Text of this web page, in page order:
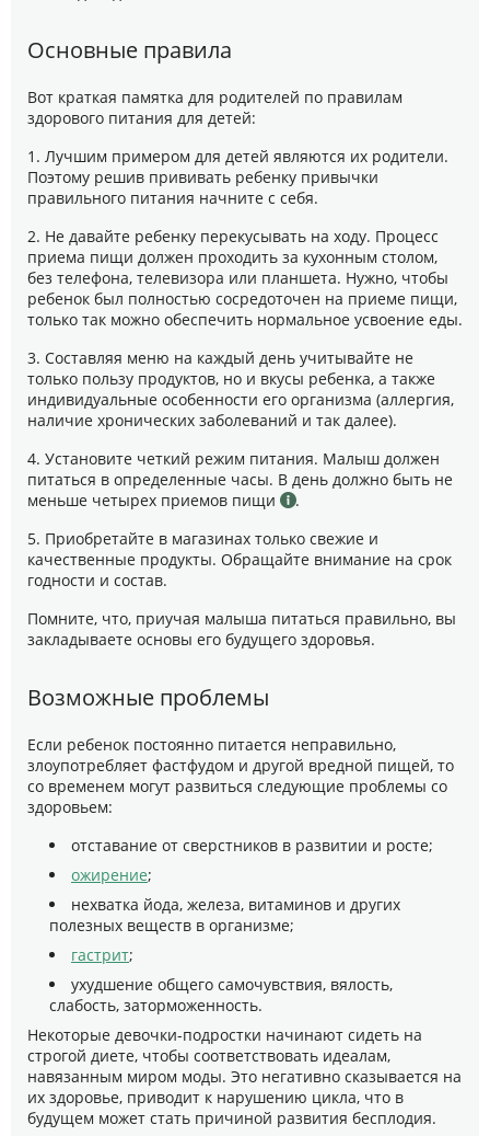
Основные правила
Вот краткая памятка для родителей по правилам
здорового питания для детей:
1. Лучшим примером для детей являются их родители.
Поэтому решив прививать ребенку привычки
правильного питания начните с себя.
2. Не давайте ребенку перекусывать на ходу. Процесс
приема пищи должен проходить за кухонным столом,
без телефона, телевизора или планшета. Нужно, чтобы
ребенок был полностью сосредоточен на приеме пищи,
только так можно обеспечить нормальное усвоение еды.
3. Составляя меню на каждый день учитывайте не
только пользу продуктов, но и вкусы ребенка, а также
индивидуальные особенности его организма (аллергия,
наличие хронических заболеваний и так далее).
4. Установите четкий режим питания. Малыш должен
питаться в определенные часы. В день должно быть не
меньше четырех приемов пищи
.
5. Приобретайте в магазинах только свежие и
качественные продукты. Обращайте внимание на срок
годности и состав.
Помните, что, приучая малыша питаться правильно, вы
закладываете основы его будущего здоровья.
Возможные проблемы
Если ребенок постоянно питается неправильно,
злоупотребляет фастфудом и другой вредной пищей, то
со временем могут развиться следующие проблемы со
здоровьем:
отставание от сверстников в развитии и росте;
ожирение;
нехватка йода, железа, витаминов и других
полезных веществ в организме;
гастрит;
ухудшение общего самочувствия, вялость,
слабость, заторможенность.
Некоторые девочки-подростки начинают сидеть на
строгой диете, чтобы соответствовать идеалам,
навязанным миром моды. Это негативно сказывается на
их здоровье, приводит к нарушению цикла, что в
будущем может стать причиной развития бесплодия.